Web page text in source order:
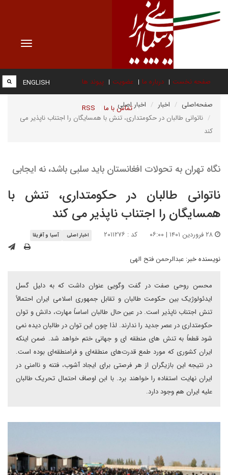
Toggle
صفحه نخست درباره ما عضویت پیوند ها
تماس با ما RSS
ENGLISH
صفحه‌اصلی اخبار
اخبار اصلی
ناتوانی طالبان در حکومتداری، تنش با همسایگان را اجتناب ناپذیر می
کند
نگاه تهران به تحولات افغانستان باید سلبی باشد، نه ایجابی
ناتوانی طالبان در حکومتداری، تنش با
همسایگان را اجتناب ناپذیر می کند
کد : ۲۰۱۱۲۷۶ اخبار اصلی آسیا و آفریقا
نویسنده خبر: عبدالرحمن فتح الهی
محسن روحی صفت در گفت وگویی عنوان داشت که به دلیل گسل
ایدئولوژیک بین حکومت طالبان و تقابل جمهوری اسلامی ایران احتمالاً
تنش اجتناب ناپذیر است. در عین حال طالبان اساساً مهارت، دانش و توان
حکومتداری در عصر جدید را ندارند. لذا چون این توان در طالبان دیده نمی
شود قطعاً به تنش های منطقه ای و جهانی ختم خواهد شد. ضمن اینکه
ایران کشوری که مورد طمع قدرت‌های منطقه‌ای و فرامنطقه‌ای بوده است.
در نتیجه این بازیگران از هر فرصتی برای ایجاد آشوب، فتنه و ناامنی در
ایران نهایت استفاده را خواهند برد. با ابن اوصاف احتمال تحریک طالبان
علیه ایران هم وجود دارد.